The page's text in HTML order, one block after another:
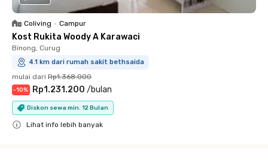
Coliving • Campur
Kost Rukita Woody A Karawaci
Binong, Curug
4.1 km dari rumah sakit bethsaida
mulai dari Rp1.368.000
-10% Rp1.231.200 /bulan
Diskon sewa min. 12 Bulan
Lihat info lebih banyak